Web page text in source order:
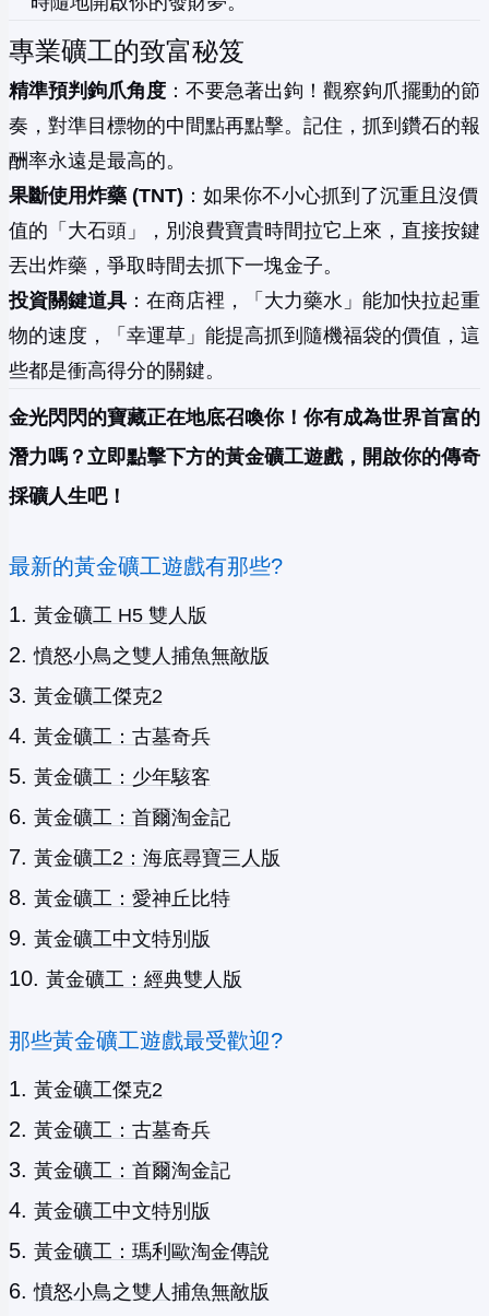
專業礦工的致富秘笈
精準預判鉤爪角度 ：不要急著出鉤！觀察鉤爪擺動的節
奏，對準目標物的中間點再點擊。記住，抓到鑽石的報
酬率永遠是最高的。
果斷使用炸藥 (TNT) ：如果你不小心抓到了沉重且沒價
值的「大石頭」，別浪費寶貴時間拉它上來，直接按鍵
丟出炸藥，爭取時間去抓下一塊金子。
投資關鍵道具 ：在商店裡，「大力藥水」能加快拉起重
物的速度，「幸運草」能提高抓到隨機福袋的價值，這
些都是衝高得分的關鍵。
金光閃閃的寶藏正在地底召喚你！你有成為世界首富的
潛力嗎？立即點擊下方的黃金礦工遊戲，開啟你的傳奇
採礦人生吧！
最新的黃金礦工遊戲有那些?
黃金礦工 H5 雙人版
憤怒小鳥之雙人捕魚無敵版
黃金礦工傑克2
黃金礦工：古墓奇兵
黃金礦工：少年駭客
黃金礦工：首爾淘金記
黃金礦工2：海底尋寶三人版
黃金礦工：愛神丘比特
黃金礦工中文特別版
黃金礦工：經典雙人版
那些黃金礦工遊戲最受歡迎?
黃金礦工傑克2
黃金礦工：古墓奇兵
黃金礦工：首爾淘金記
黃金礦工中文特別版
黃金礦工：瑪利歐淘金傳說
憤怒小鳥之雙人捕魚無敵版